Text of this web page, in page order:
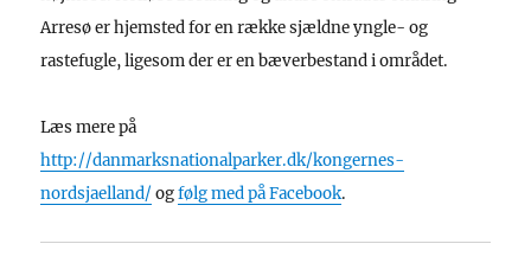
Arresø er hjemsted for en række sjældne yngle- og
rastefugle, ligesom der er en bæverbestand i området.
Læs mere på
http://danmarksnationalparker.dk/kongernes-
nordsjaelland/ ogfølg med på Facebook.